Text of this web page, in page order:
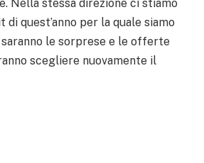
Nella stessa direzione ci stiamo
di quest’anno per la quale siamo
saranno le sorprese e le offerte
scegliere nuovamente il